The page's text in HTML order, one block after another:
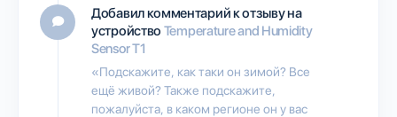
Добавил комментарий к отзыву на
устройство Temperature and Humidity
Sensor T1
«Подскажите, как таки он зимой? Все
ещё живой? Также подскажите,
пожалуйста, в каком регионе он у вас